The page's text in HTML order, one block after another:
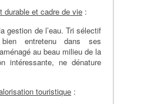
durable et cadre de vie :
gestion de l’eau. Tri sélectif
bien entretenu dans ses
au beau milieu de la
intéressante, ne dénature
touristique :